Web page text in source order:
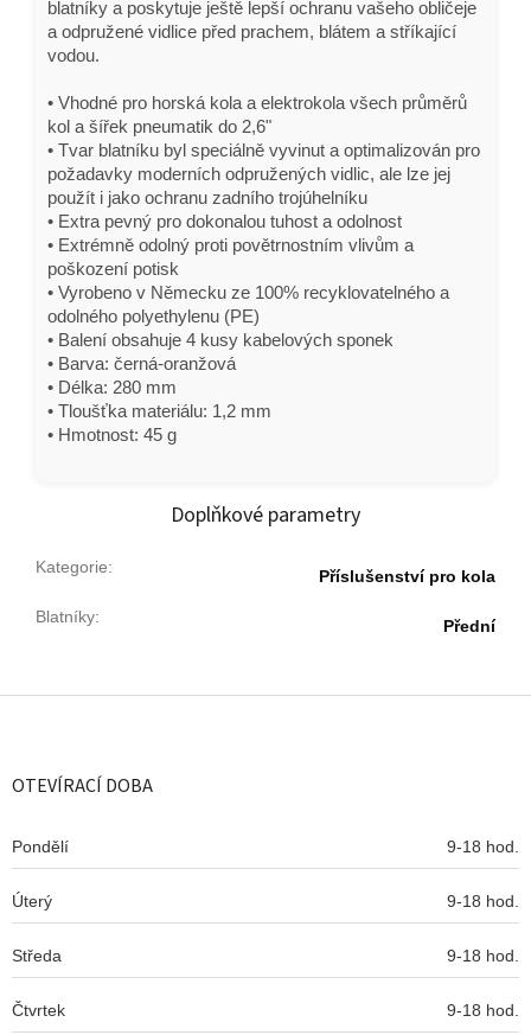
blatníky a poskytuje ještě lepší ochranu vašeho obličeje
a odpružené vidlice před prachem, blátem a stříkající
vodou.
• Vhodné pro horská kola a elektrokola všech průměrů
kol a šířek pneumatik do 2,6"
• Tvar blatníku byl speciálně vyvinut a optimalizován pro
požadavky moderních odpružených vidlic, ale lze jej
použít i jako ochranu zadního trojúhelníku
• Extra pevný pro dokonalou tuhost a odolnost
• Extrémně odolný proti povětrnostním vlivům a
poškození potisk
• Vyrobeno v Německu ze 100% recyklovatelného a
odolného polyethylenu (PE)
• Balení obsahuje 4 kusy kabelových sponek
• Barva: černá-oranžová
• Délka: 280 mm
• Tloušťka materiálu: 1,2 mm
• Hmotnost: 45 g
Doplňkové parametry
Kategorie: Příslušenství pro kola
Blatníky: Přední
Z
OTEVÍRACÍ DOBA
Pondělí 9-18 hod.
Úterý 9-18 hod.
Středa 9-18 hod.
Čtvrtek 9-18 hod.